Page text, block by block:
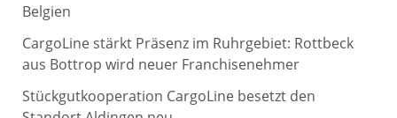
h
:
Belgien
CargoLine stärkt Präsenz im Ruhrgebiet: Rottbeck
aus Bottrop wird neuer Franchisenehmer
Stückgutkooperation CargoLine besetzt den